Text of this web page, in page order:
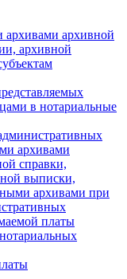
архивами архивной
архивной
в нотариальные
архивами
справки,
выписки,
архивами при
платы